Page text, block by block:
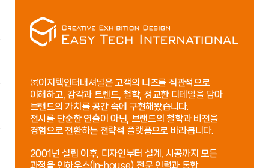
㈜이지텍인터내셔널은 고객의 니즈를 직관적으로
이해하고, 감각과 트렌드, 철학, 정교한 디테일을 담아
브랜드의 가치를 공간 속에 구현해왔습니다.
전시를 단순한 연출이 아닌, 브랜드의 철학과 비전을
경험으로 전환하는 전략적 플랫폼으로 바라봅니다.
2001년 설립 이후, 디자인부터 설계, 시공까지 모든
과정을 인하우스(In-house) 전문 인력과 통합